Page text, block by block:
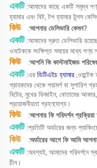
একটি :আমাদের কাছে একটি সমৃদ্ধ
হ্যামার এবং বিট, টপ হ্যামার টুলস
কিউ :আপনার ডেলিভারি কেমন?
একটি :আমাদের দ্রুত ডেলিভারি
ওনটেককে সংক্ষিপ্ত সময়ের মধ্যে পণ্য
কিউ :আপনি কি কাস্টমাইজড
একটি :এর ডিটিএইচ হ্যামার
গ্রাহকদের থেকে পরামর্শ বা
বিটের, মুখের ডিজাইন, বোতামের
প্রয়োজনীয়তা গ্রহণযোগ্য।
কিউ :আপনার কি পরিদর্শন
একটি :প্রতিটি অর্ডারের জন্য
কিউ :অর্ডারের আগে কি আমি
একটি :অবশ্যই, আমাদের পরিদর্শনে
চীন।